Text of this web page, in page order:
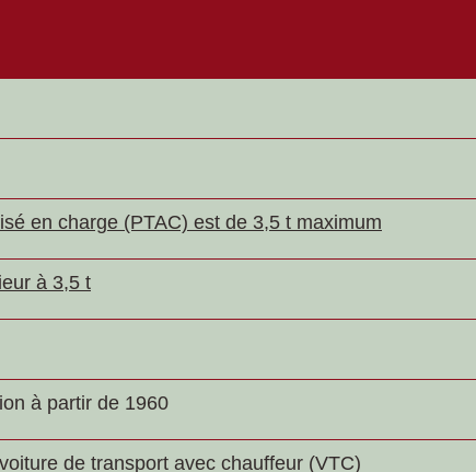
en charge (PTAC) est de 3,5 t maximum
à 3,5 t
à partir de 1960
de transport avec chauffeur (VTC)